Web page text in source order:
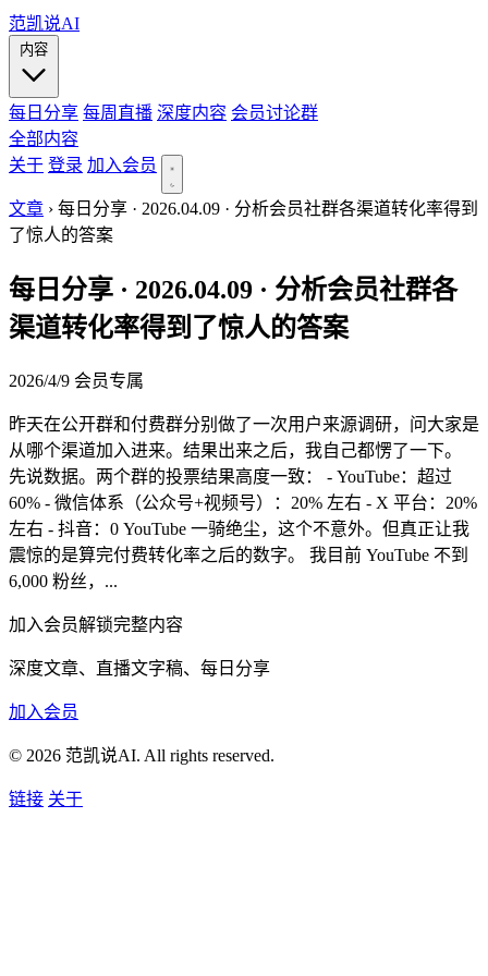
范凯说AI
每日分享 每周直播 深度内容 会员讨论群
全部内容
关于 登录 加入会员
文章 › 每日分享 · 2026.04.09 · 分析会员社群各渠道转化率得到
了惊人的答案
每日分享 · 2026.04.09 · 分析会员社群各
渠道转化率得到了惊人的答案
2026/4/9 会员专属
昨天在公开群和付费群分别做了一次用户来源调研，问大家是
从哪个渠道加入进来。结果出来之后，我自己都愣了一下。
先说数据。两个群的投票结果高度一致： - YouTube：超过
60% - 微信体系（公众号+视频号）：20% 左右 - X 平台：20%
左右 - 抖音：0 YouTube 一骑绝尘，这个不意外。但真正让我
震惊的是算完付费转化率之后的数字。 我目前 YouTube 不到
6,000 粉丝，...
加入会员解锁完整内容
深度文章、直播文字稿、每日分享
加入会员
© 2026 范凯说AI. All rights reserved.
链接 关于